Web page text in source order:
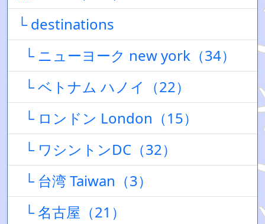
└ destinations
└ ニューヨーク new york（34）
└ ベトナム ハノイ（22）
└ ロンドン London（15）
└ ワシントンDC（32）
└ 台湾 Taiwan（3）
└ 名古屋（21）